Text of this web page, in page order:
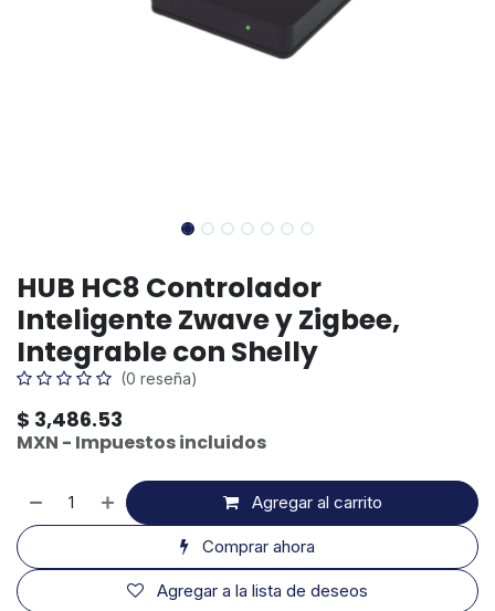
HUB HC8 Controlador
Inteligente Zwave y Zigbee,
Integrable con Shelly
(0 reseña)
$ 3,486.53
MXN - Impuestos incluidos
Agregar al carrito
Comprar ahora
Agregar a la lista de deseos